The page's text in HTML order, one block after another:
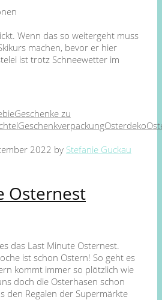
Wenn das so weitergeht muss
machen, bevor er hier
ist trotz Schneewetter im
Geschenke zu
GeschenkverpackungOsterdeko
2022 by Stefanie Guckau
Osternest
das Last Minute Osternest.
ist schon Ostern! So geht es
kommt immer so plötzlich wie
doch die Osterhasen schon
den Regalen der Supermärkte